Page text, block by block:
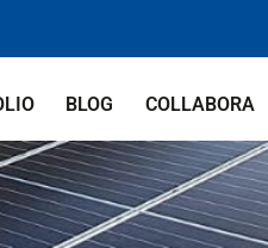
BLOG COLLABORA